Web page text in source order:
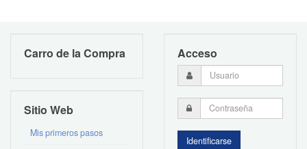
Carro de la Compra
Sitio Web
Mis primeros pasos
Acceso